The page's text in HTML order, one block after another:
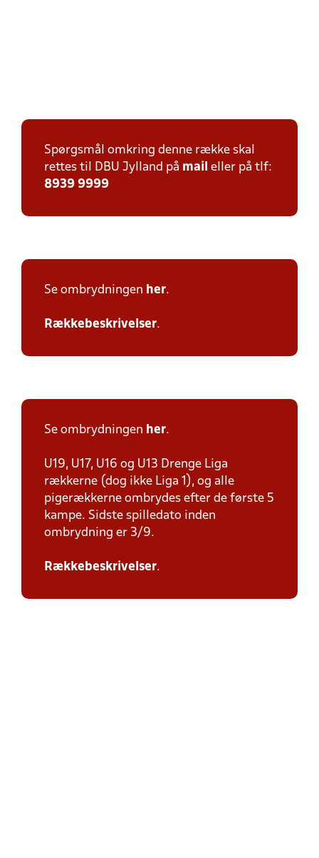
Spørgsmål omkring denne række skal
rettes til DBU Jylland på mail eller på tlf:
8939 9999
Se ombrydningen her.
Rækkebeskrivelser.
Se ombrydningen her.
U19, U17, U16 og U13 Drenge Liga
rækkerne (dog ikke Liga 1), og alle
pigerækkerne ombrydes efter de første 5
kampe. Sidste spilledato inden
ombrydning er 3/9.
Rækkebeskrivelser.